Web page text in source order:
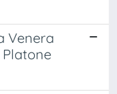
Venera
Platone